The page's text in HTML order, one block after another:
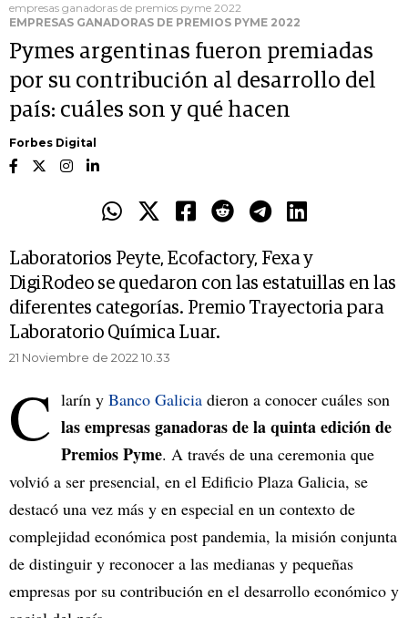
empresas ganadoras de premios pyme 2022
EMPRESAS GANADORAS DE PREMIOS PYME 2022
Pymes argentinas fueron premiadas
por su contribución al desarrollo del
país: cuáles son y qué hacen
Forbes Digital
Laboratorios Peyte, Ecofactory, Fexa y
DigiRodeo se quedaron con las estatuillas en las
diferentes categorías. Premio Trayectoria para
Laboratorio Química Luar.
21 Noviembre de 2022 10.33
C larín y Banco Galicia dieron a conocer cuáles son
las empresas ganadoras de la quinta edición de
Premios Pyme. A través de una ceremonia que
volvió a ser presencial, en el Edificio Plaza Galicia, se
destacó una vez más y en especial en un contexto de
complejidad económica post pandemia, la misión conjunta
de distinguir y reconocer a las medianas y pequeñas
empresas por su contribución en el desarrollo económico y